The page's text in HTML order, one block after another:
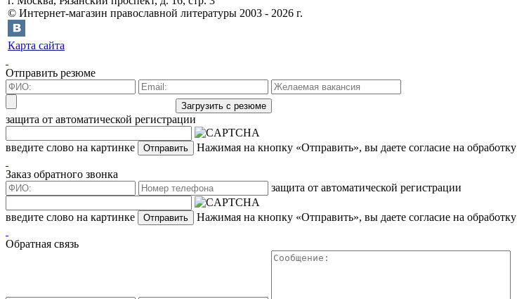
© Интернет-магазин православной литературы 2003 - 2026 г.
Карта сайта
Отправить резюме
защита от автоматической регистрации
введите слово на картинке Нажимая на кнопку «Отправить», вы даете согласие на обработку
Заказ обратного звонка
защита от автоматической регистрации
введите слово на картинке Нажимая на кнопку «Отправить», вы даете согласие на обработку
Обратная связь